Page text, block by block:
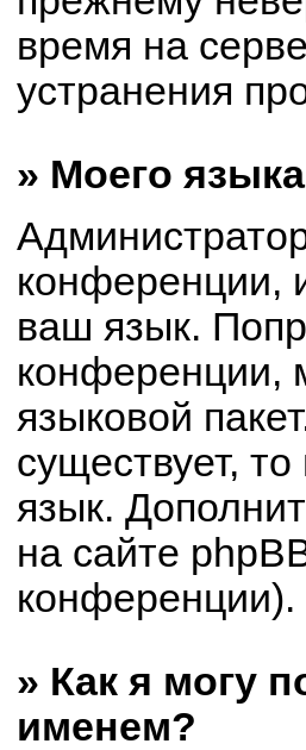
время на
устранения
» Моего
конференции,
ваш язык.
конференции,
языковой
существует,
язык.
на сайте
конференции).
» Как я могу
именем?